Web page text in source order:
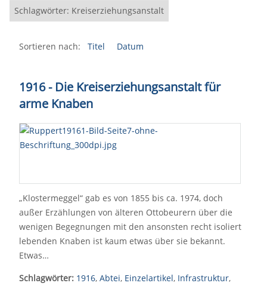
Schlagwörter: Kreiserziehungsanstalt
Sortieren nach: Titel Datum
1916 - Die Kreiserziehungsanstalt für
arme Knaben
„Klostermeggel“ gab es von 1855 bis ca. 1974, doch
außer Erzählungen von älteren Ottobeurern über die
wenigen Begegnungen mit den ansonsten recht isoliert
lebenden Knaben ist kaum etwas über sie bekannt.
Etwas…
Schlagwörter: 1916, Abtei, Einzelartikel, Infrastruktur,